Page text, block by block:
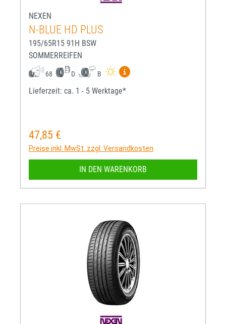
NEXEN
N-BLUE HD PLUS
195/65R15 91H BSW
SOMMERREIFEN
68 D B
Mehr Informationen zum
Lieferzeit: ca. 1 - 5 Werktage*
Regulärer Preis:
47,85 €
Preise inkl. MwSt. zzgl. Versandkosten
IN DEN WARENKORB